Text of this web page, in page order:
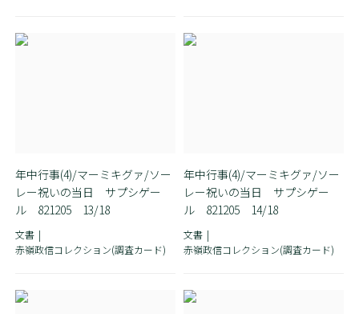
年中行事(4)/マーミキグァ/ソー
レー祝いの当日 サプシゲー
ル 821205 13/18
文書
赤嶺政信コレクション(調査カード)
年中行事(4)/マーミキグァ/ソー
レー祝いの当日 サプシゲー
ル 821205 14/18
文書
赤嶺政信コレクション(調査カード)